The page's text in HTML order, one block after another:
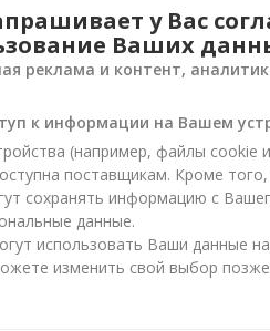
57 380 грн
у Вас
Ваших
реклама и контент,
к информации на Вашем
(например, файлы cookie
поставщикам. Кроме
сохранять информацию с
данные.
использовать Ваши данные
изменить свой выбор